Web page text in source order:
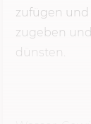
Darum
9 – und
zufügen und
zugeben
dünsten.